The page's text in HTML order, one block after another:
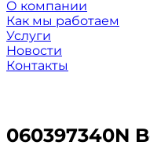
О компании
Как мы работаем
Услуги
Новости
Контакты
060397340N